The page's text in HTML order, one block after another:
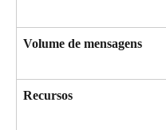
Volume de mensagens
Recursos